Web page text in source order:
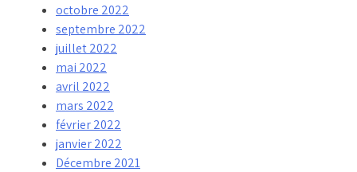
octobre 2022
septembre 2022
juillet 2022
mai 2022
avril 2022
mars 2022
février 2022
janvier 2022
Décembre 2021